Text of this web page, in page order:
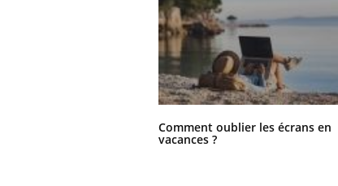
Comment oublier les écrans en
vacances ?